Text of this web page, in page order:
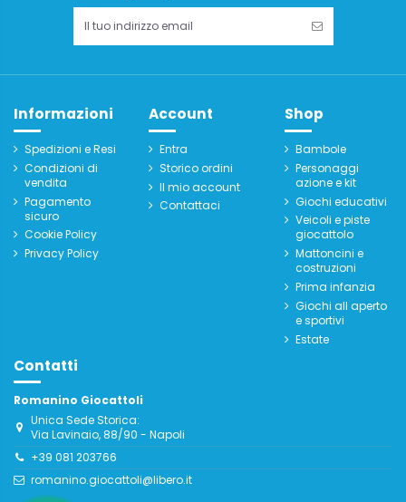
Informazioni
Spedizioni e Resi
Condizioni di
vendita
Pagamento
sicuro
Cookie Policy
Privacy Policy
Account
Entra
Storico ordini
Il mio account
Contattaci
Shop
Bambole
Personaggi
azione e kit
Giochi educativi
Veicoli e piste
giocattolo
Mattoncini e
costruzioni
Prima infanzia
Giochi all aperto
e sportivi
Estate
Contatti
Romanino Giocattoli
Unica Sede Storica:
Via Lavinaio, 88/90 - Napoli
+39 081 203766
romanino.giocattoli@libero.it